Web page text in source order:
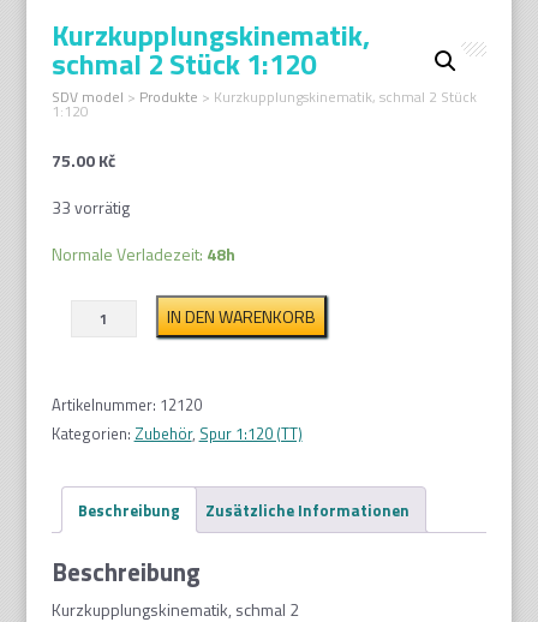
Kurzkupplungskinematik,
schmal 2 Stück 1:120
SDV model > Produkte > Kurzkupplungskinematik, schmal 2 Stück
1:120
75.00Kč
33 vorrätig
Normale Verladezeit: 48h
Kurzkupplungskinematik,
schmal
Stück
1:120
IN DEN WARENKORB
Artikelnummer: 12120
Kategorien: Zubehör, Spur 1:120 (TT)
Beschreibung Zusätzliche Informationen
Beschreibung
Kurzkupplungskinematik, schmal 2